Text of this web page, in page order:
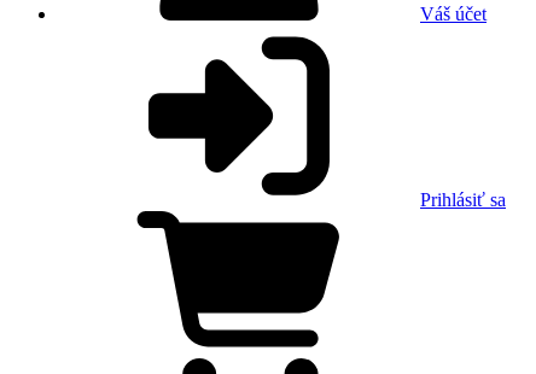
Váš účet
Prihlásiť sa